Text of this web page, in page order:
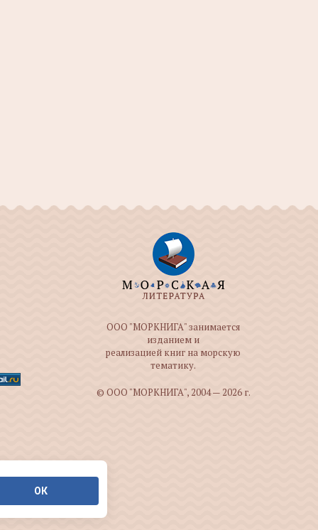
ООО "МОРКНИГА" занимается
изданием и
реализацией книг на морскую
тематику.
© ООО "МОРКНИГА", 2004 — 2026 г.
ОК